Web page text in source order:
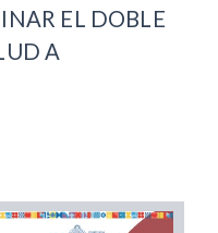
EL DOBLE
A